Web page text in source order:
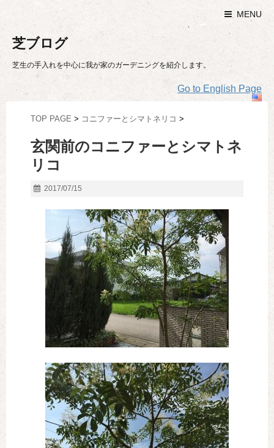
MENU
芝ブログ
芝生の手入れを中心に我が家のガーデニングを紹介します。
Go to English Page
TOP PAGE > コニファーとシマトネリコ >
玄関前のコニファーとシマトネ
リコ
2017/07/15